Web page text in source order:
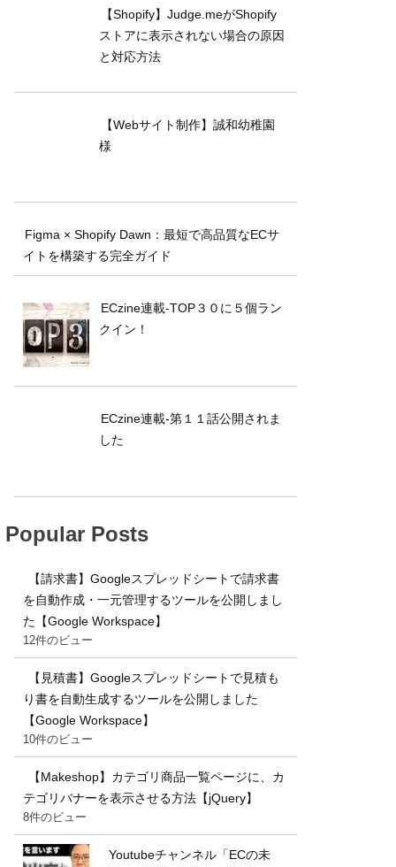
【Shopify】Judge.meがShopify
ストアに表示されない場合の原因
と対応方法
【Webサイト制作】誠和幼稚園
様
Figma × Shopify Dawn：最短で高品質なECサ
イトを構築する完全ガイド
ECzine連載-TOP３０に５個ラン
クイン！
ECzine連載-第１１話公開されま
した
Popular Posts
【請求書】Googleスプレッドシートで請求書
を自動作成・一元管理するツールを公開しまし
た【Google Workspace】
12件のビュー
【見積書】Googleスプレッドシートで見積も
り書を自動生成するツールを公開しました
【Google Workspace】
10件のビュー
【Makeshop】カテゴリ商品一覧ページに、カ
テゴリバナーを表示させる方法【jQuery】
8件のビュー
Youtubeチャンネル「ECの未